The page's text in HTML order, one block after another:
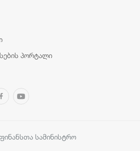
პორტალი
სამინისტრო